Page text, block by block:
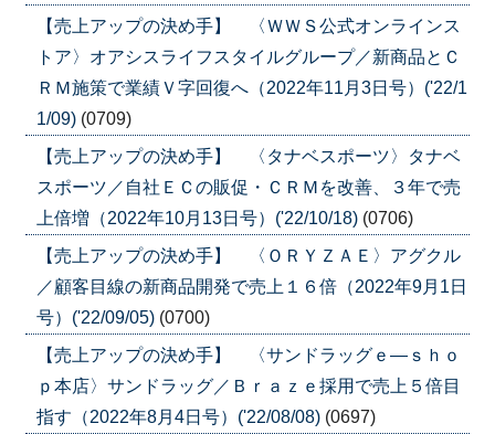
【売上アップの決め手】 〈ＷＷＳ公式オンラインス
トア〉オアシスライフスタイルグループ／新商品とＣ
ＲＭ施策で業績Ｖ字回復へ（2022年11月3日号）('22/1
1/09) (0709)
【売上アップの決め手】 〈タナベスポーツ〉タナベ
スポーツ／自社ＥＣの販促・ＣＲＭを改善、３年で売
上倍増（2022年10月13日号）('22/10/18) (0706)
【売上アップの決め手】 〈ＯＲＹＺＡＥ〉アグクル
／顧客目線の新商品開発で売上１６倍（2022年9月1日
号）('22/09/05) (0700)
【売上アップの決め手】 〈サンドラッグｅ―ｓｈｏ
ｐ本店〉サンドラッグ／Ｂｒａｚｅ採用で売上５倍目
指す（2022年8月4日号）('22/08/08) (0697)